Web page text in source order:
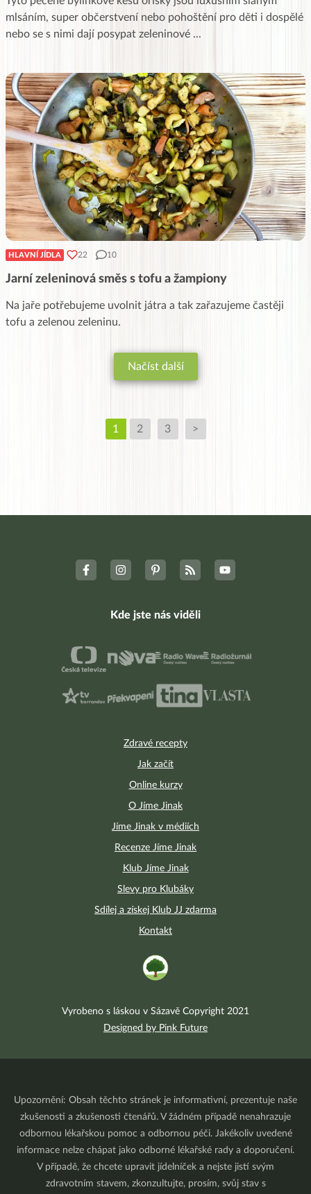
mlsáním, super občerstvení nebo pohoštění pro děti i dospělé
nebo se s nimi dají posypat zeleninové ...
HLAVNÍ JÍDLA 22 10
Jarní zeleninová směs s tofu a žampiony
Na jaře potřebujeme uvolnit játra a tak zařazujeme častěji
tofu a zelenou zeleninu.
Načíst další
1 2 3 >
Zdravé recepty
Jak začít
Online kurzy
O Jíme Jinak
Jíme Jinak v médiích
Recenze Jíme Jinak
Klub Jíme Jinak
Slevy pro Klubáky
Sdílej a získej Klub JJ zdarma
Kontakt
Kde jste nás viděli
Vyrobeno s láskou v Sázavě Copyright 2021
Designed by Pink Future
Upozornění: Obsah těchto stránek je informativní, prezentuje naše
zkušenosti a zkušenosti čtenářů. V žádném případě nenahrazuje
odbornou lékařskou pomoc a odbornou péči. Jakékoliv uvedené
informace nelze chápat jako odborné lékařské rady a doporučení.
V případě, že chcete upravit jídelníček a nejste jistí svým
zdravotním stavem, zkonzultujte, prosím, svůj stav s